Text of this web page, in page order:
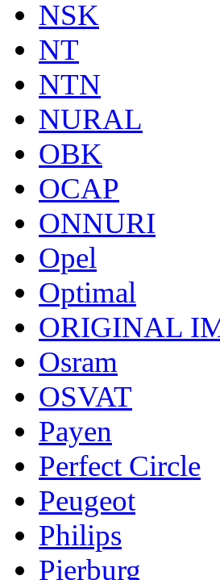
NSK
NT
NTN
NURAL
OBK
OCAP
ONNURI
Opel
Optimal
ORIGINAL
Osram
OSVAT
Payen
Perfect Circle
Peugeot
Philips
Pierburg